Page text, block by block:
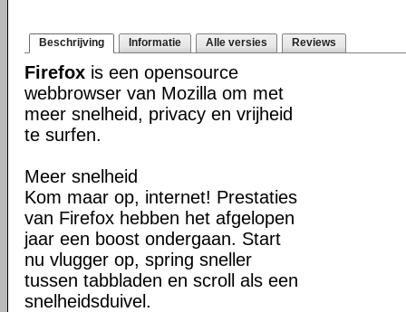
Beschrijving Informatie Alle versies Reviews
Firefox is een opensource
webbrowser van Mozilla om met
meer snelheid, privacy en vrijheid
te surfen.
Meer snelheid
Kom maar op, internet! Prestaties
van Firefox hebben het afgelopen
jaar een boost ondergaan. Start
nu vlugger op, spring sneller
tussen tabbladen en scroll als een
snelheidsduivel.